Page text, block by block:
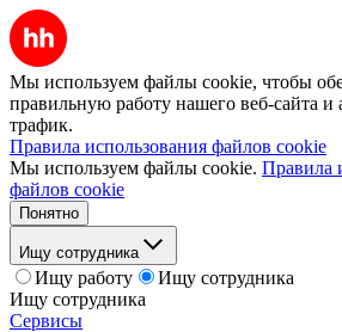
Мы используем файлы cookie, чтобы
правильную работу нашего веб-сайта и
трафик.
Правила использования файлов cookie
Мы используем файлы cookie. Правила
файлов cookie
Понятно
Ищу сотрудника
Ищу работу
Ищу сотрудника
Ищу сотрудника
Сервисы